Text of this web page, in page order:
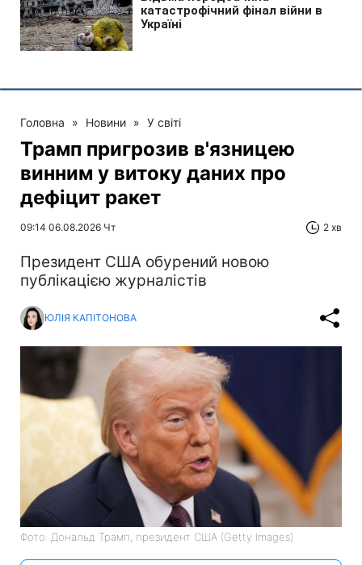
Головна » Новини » У світі
Трамп пригрозив в'язницею
винним у витоку даних про
дефіцит ракет
09:14 06.08.2026 Чт 2 хв
Президент США обурений новою
публікацією журналістів
ЮЛІЯ КАПІТОНОВА
Фото: Дональд Трамп, президент США (Getty Images)